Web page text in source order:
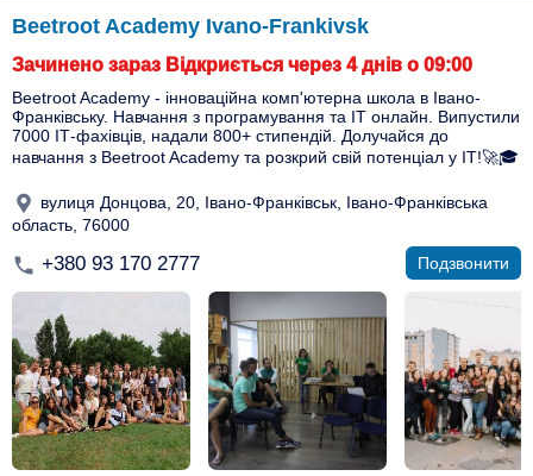
Beetroot Academy Ivano-Frankivsk
Зачинено зараз Відкриється через 4 днів о 09:00
Beetroot Academy - інноваційна комп'ютерна школа в Івано-
Франківську. Навчання з програмування та ІТ онлайн. Випустили
7000 ІТ-фахівців, надали 800+ стипендій. Долучайся до
навчання з Beetroot Academy та розкрий свій потенціал у ІТ!🚀🎓
вулиця Донцова, 20, Івано-Франківськ, Івано-Франківська
область, 76000
+380 93 170 2777 Подзвонити